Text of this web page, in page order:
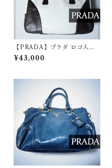
【PRADA】プラダ ロゴ入バ
イカラーレザーポーリングバ
ッグ white&black
¥43,000